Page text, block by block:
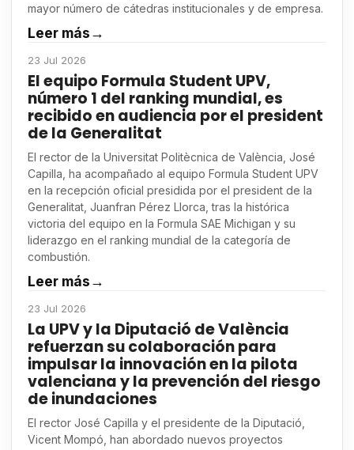
mayor número de cátedras institucionales y de empresa.
Leer más→
23 Jul 2026
El equipo Formula Student UPV,
número 1 del ranking mundial, es
recibido en audiencia por el president
de la Generalitat
El rector de la Universitat Politècnica de València, José
Capilla, ha acompañado al equipo Formula Student UPV
en la recepción oficial presidida por el president de la
Generalitat, Juanfran Pérez Llorca, tras la histórica
victoria del equipo en la Formula SAE Michigan y su
liderazgo en el ranking mundial de la categoría de
combustión.
Leer más→
23 Jul 2026
La UPV y la Diputació de València
refuerzan su colaboración para
impulsar la innovación en la pilota
valenciana y la prevención del riesgo
de inundaciones
El rector José Capilla y el presidente de la Diputació,
Vicent Mompó, han abordado nuevos proyectos